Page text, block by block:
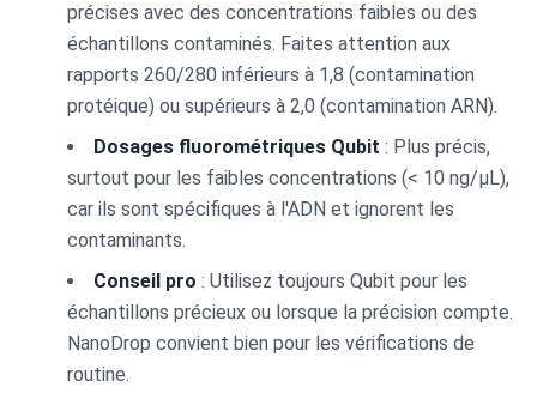
précises avec des concentrations faibles ou des
échantillons contaminés. Faites attention aux
rapports 260/280 inférieurs à 1,8 (contamination
protéique) ou supérieurs à 2,0 (contamination ARN).
Dosages fluorométriques Qubit : Plus précis,
surtout pour les faibles concentrations (< 10 ng/μL),
car ils sont spécifiques à l'ADN et ignorent les
contaminants.
Conseil pro : Utilisez toujours Qubit pour les
échantillons précieux ou lorsque la précision compte.
NanoDrop convient bien pour les vérifications de
routine.